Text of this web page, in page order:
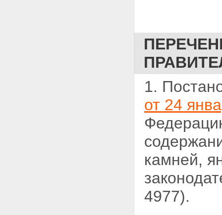
1.
от 24
камней,
4977).